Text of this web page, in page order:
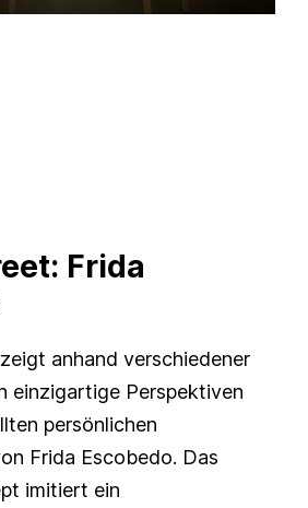
Frida
anhand verschiedener
einzigartige Perspektiven
persönlichen
Frida Escobedo. Das
imitiert ein